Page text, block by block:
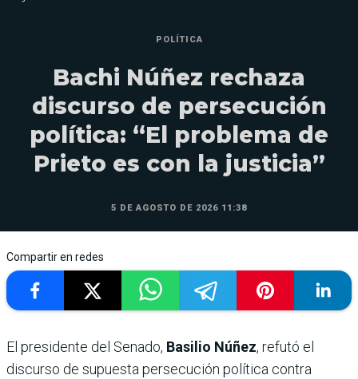
POLÍTICA
Bachi Núñez rechaza
discurso de persecución
política: “El problema de
Prieto es con la justicia”
5 DE AGOSTO DE 2026 11:38
Compartir en redes
El presidente del Senado, Basilio Núñez, refutó el
discurso de supuesta persecución política contra